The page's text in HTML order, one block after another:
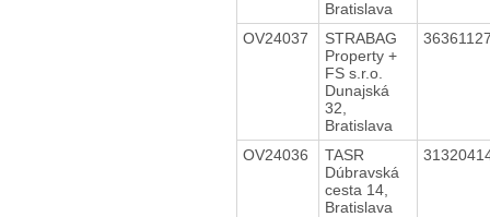
Bratislava
OV24037
STRABAG
Property +
FS s.r.o.
Dunajská
32,
Bratislava
OV24036
TASR
Dúbravská
cesta 14,
Bratislava